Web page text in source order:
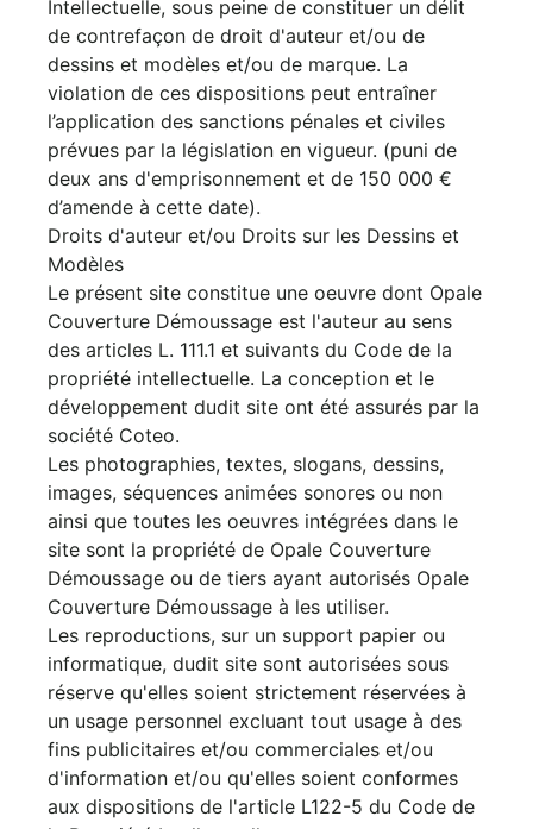
Intellectuelle, sous peine de constituer un délit
de contrefaçon de droit d'auteur et/ou de
dessins et modèles et/ou de marque. La
violation de ces dispositions peut entraîner
l’application des sanctions pénales et civiles
prévues par la législation en vigueur. (puni de
deux ans d'emprisonnement et de 150 000 €
d’amende à cette date).
Droits d'auteur et/ou Droits sur les Dessins et
Modèles
Le présent site constitue une oeuvre dont Opale
Couverture Démoussage est l'auteur au sens
des articles L. 111.1 et suivants du Code de la
propriété intellectuelle. La conception et le
développement dudit site ont été assurés par la
société Coteo.
Les photographies, textes, slogans, dessins,
images, séquences animées sonores ou non
ainsi que toutes les oeuvres intégrées dans le
site sont la propriété de Opale Couverture
Démoussage ou de tiers ayant autorisés Opale
Couverture Démoussage à les utiliser.
Les reproductions, sur un support papier ou
informatique, dudit site sont autorisées sous
réserve qu'elles soient strictement réservées à
un usage personnel excluant tout usage à des
fins publicitaires et/ou commerciales et/ou
d'information et/ou qu'elles soient conformes
aux dispositions de l'article L122-5 du Code de